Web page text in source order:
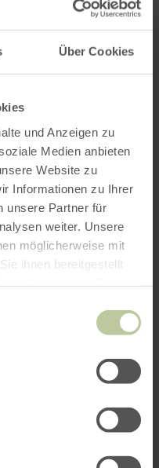
Über Cookies
und Anzeigen zu
Medien anbieten
Website zu
Informationen zu Ihrer
unsere Partner für
weiter. Unsere
möglicherweise mit
ihnen bereitgestellt
SUCHEN
Gästebewertungen
(Quelle:Trust